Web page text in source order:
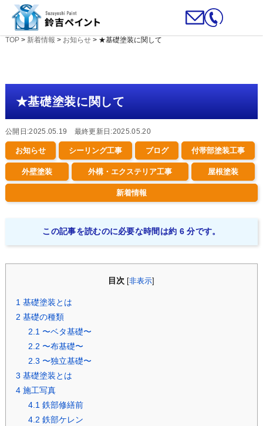
TOP> 新着情報 > お知らせ> ★基礎塗装に関して
★基礎塗装に関して
公開日:2025.05.19 最終更新日:2025.05.20
お知らせ シーリング工事 ブログ 付帯部塗装工事
外壁塗装 外構・エクステリア工事 屋根塗装
新着情報
この記事を読むのに必要な時間は約 6 分です。
目次 [非表示
1 基礎塗装とは
2 基礎の種類
2.1 〜ベタ基礎〜
2.2 〜布基礎〜
2.3 〜独立基礎〜
3 基礎塗装とは
4施工写真
4.1 鉄部修繕前
4.2 鉄部ケレン